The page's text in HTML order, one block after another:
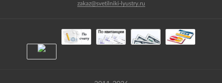
zakaz@svetilniki-lyustry.ru